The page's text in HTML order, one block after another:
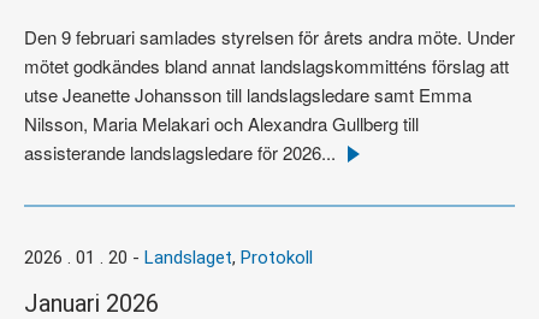
Den 9 februari samlades styrelsen för årets andra möte. Under
mötet godkändes bland annat landslagskommitténs förslag att
utse Jeanette Johansson till landslagsledare samt Emma
Nilsson, Maria Melakari och Alexandra Gullberg till
assisterande landslagsledare för 2026... Läs
2026 . 01 . 20 - Landslaget, Protokoll
Januari 2026